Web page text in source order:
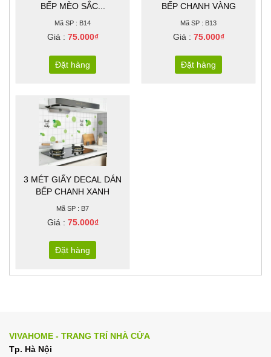
BẾP MÈO SẮC...
Mã SP : B14
Giá : 75.000₫
Đặt hàng
BẾP CHANH VÀNG
Mã SP : B13
Giá : 75.000₫
Đặt hàng
3 MÉT GIẤY DECAL DÁN
BẾP CHANH XANH
Mã SP : B7
Giá : 75.000₫
Đặt hàng
VIVAHOME - TRANG TRÍ NHÀ CỬA
Tp. Hà Nội